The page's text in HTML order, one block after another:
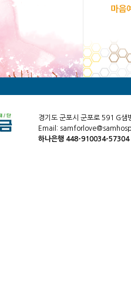
경기도 군포시 군포로 591 G샘
Email:
하나은행 448-910034-57304